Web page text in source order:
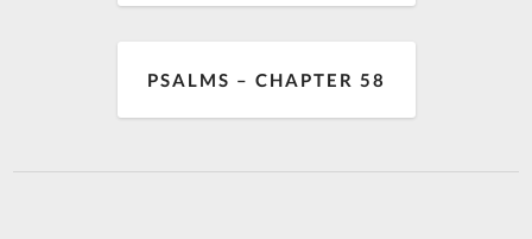
PSALMS – CHAPTER 58